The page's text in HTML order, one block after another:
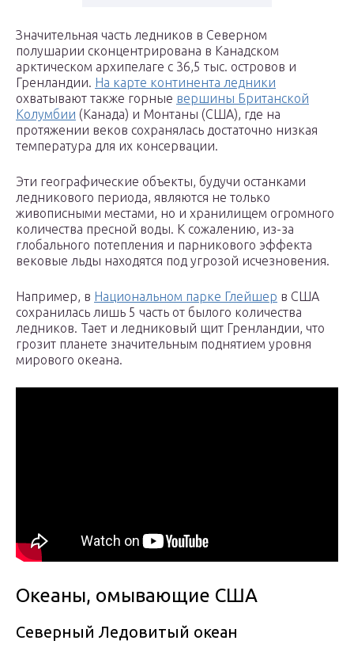
Значительная часть ледников в Северном
полушарии сконцентрирована в Канадском
арктическом архипелаге с 36,5 тыс. островов и
Гренландии. На карте континента ледники
охватывают также горные вершины Британской
Колумбии (Канада) и Монтаны (США), где на
протяжении веков сохранялась достаточно низкая
температура для их консервации.
Эти географические объекты, будучи останками
ледникового периода, являются не только
живописными местами, но и хранилищем огромного
количества пресной воды. К сожалению, из-за
глобального потепления и парникового эффекта
вековые льды находятся под угрозой исчезновения.
Например, в Национальном парке Глейшер в США
сохранилась лишь 5 часть от былого количества
ледников. Тает и ледниковый щит Гренландии, что
грозит планете значительным поднятием уровня
мирового океана.
Океаны, омывающие США
Северный Ледовитый океан